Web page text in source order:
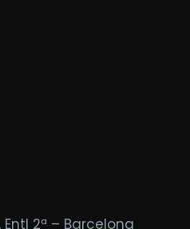
2ª – Barcelona